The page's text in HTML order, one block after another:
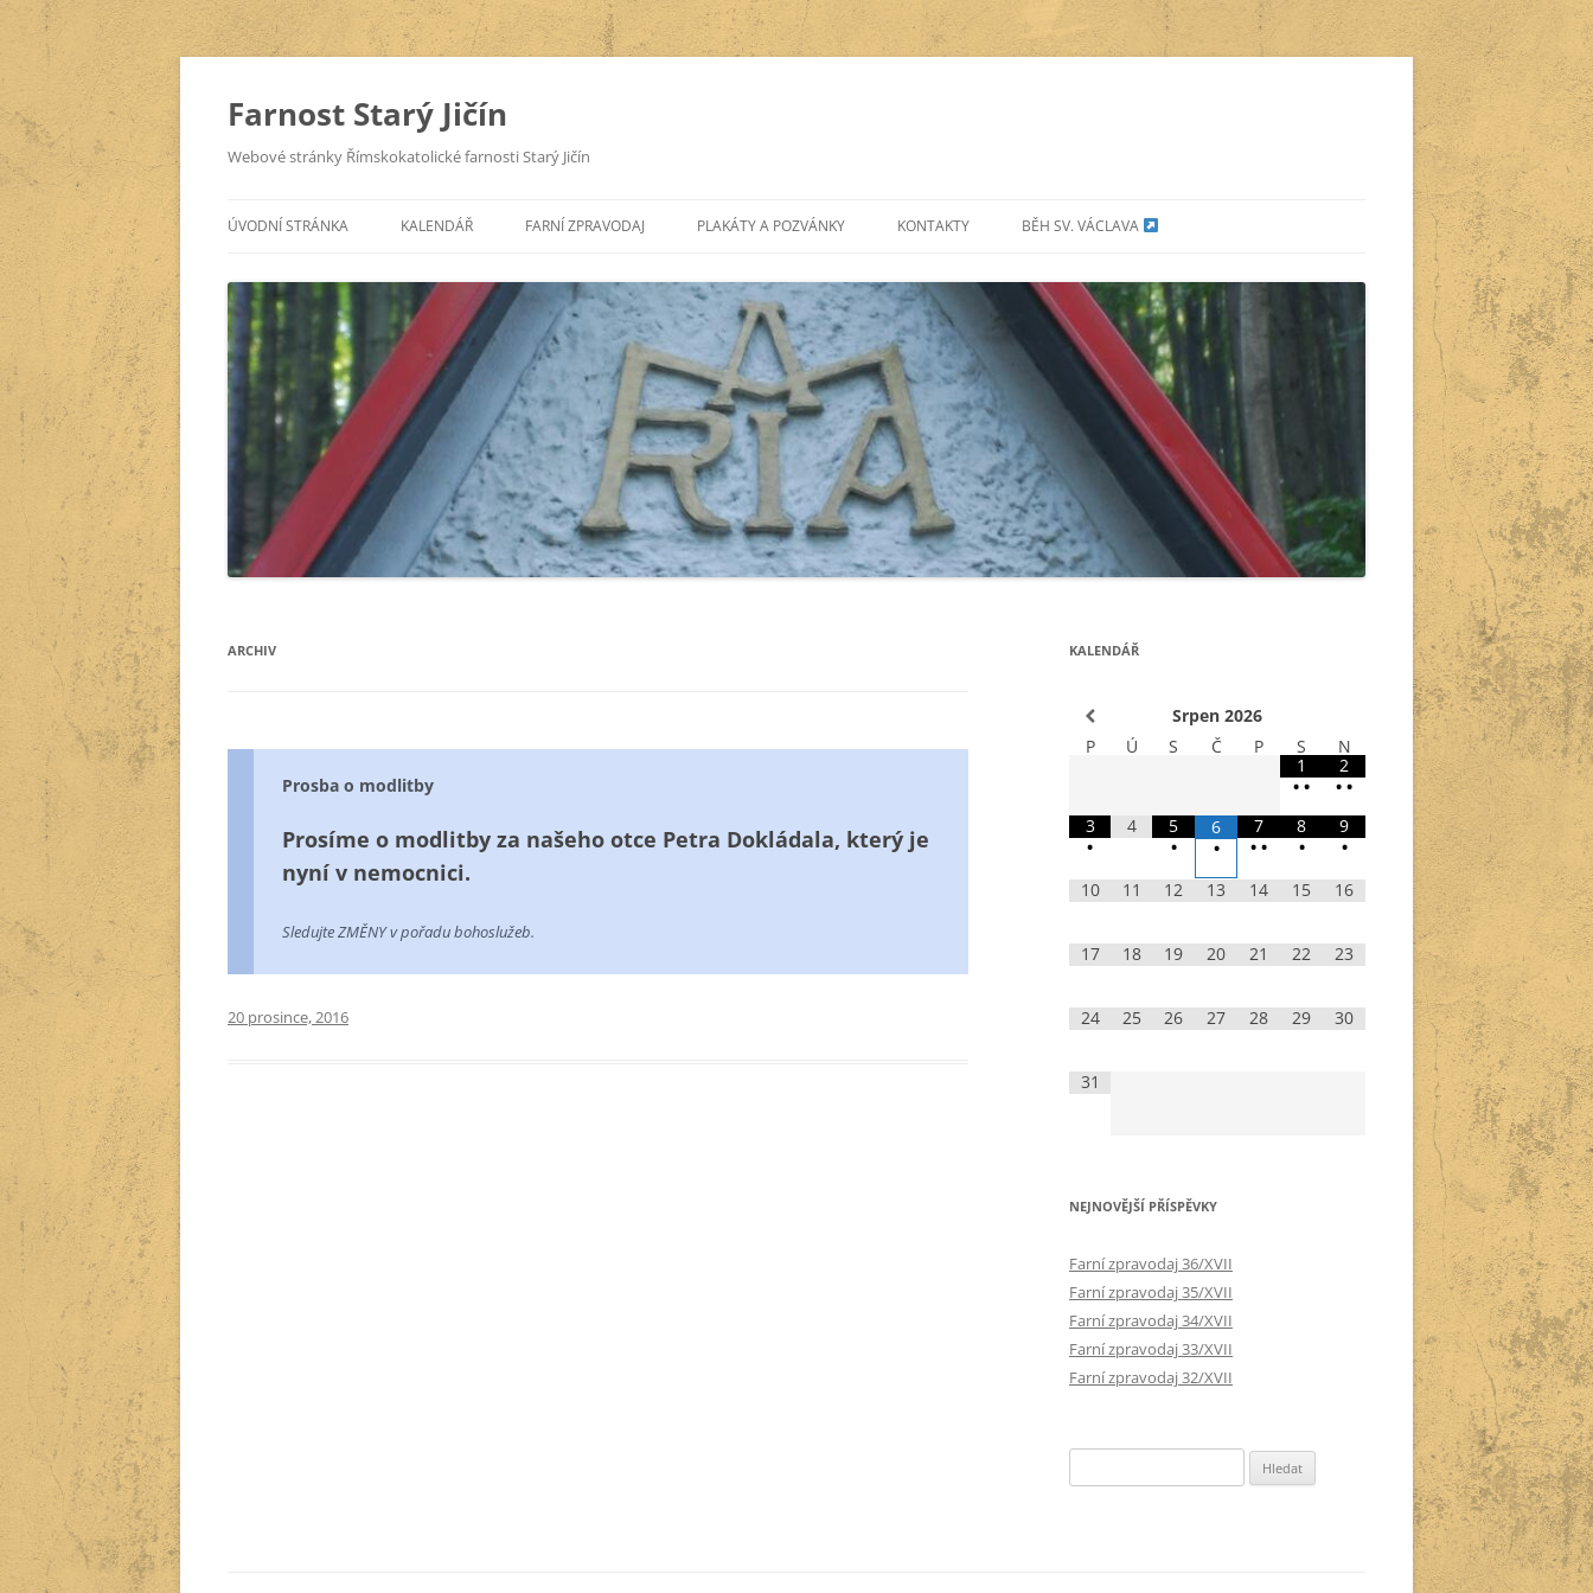
Přejít
webu
Farnost Starý Jičín
Webové stránky Římskokatolické farnosti Starý Jičín
ÚVODNÍ STRÁNKA KALENDÁŘ FARNÍ ZPRAVODAJ PLAKÁTY A POZVÁNKY KONTAKTY BĚH SV. VÁCLAVA
ARCHIV
Prosba o modlitby
Prosíme o modlitby za našeho otce Petra Dokládala, který je
nyní v nemocnici.
Sledujte ZMĚNY v pořadu bohoslužeb.
20 prosince, 2016
KALENDÁŘ
Srpen 2026
P
Ú S Č P S
N
1
• •
2
• •
3
•
4
5
•
6
•
7
• •
8
•
9
•
10
11 12 13 14 15 16
17 18 19 20 21 22 23
24 25 26 27 28 29 30
31
NEJNOVĚJŠÍ PŘÍSPĚVKY
Farní zpravodaj 36/XVII
Farní zpravodaj 35/XVII
Farní zpravodaj 34/XVII
Farní zpravodaj 33/XVII
Farní zpravodaj 32/XVII